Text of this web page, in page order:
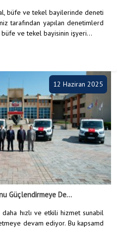
büfe ve tekel bayilerinde deneti
tarafından yapılan denetimlerd
ve tekel bayisinin işyeri...
12 Haziran 2025
Güçlendirmeye De...
hızlı ve etkili hizmet sunabil
devam ediyor. Bu kapsamd